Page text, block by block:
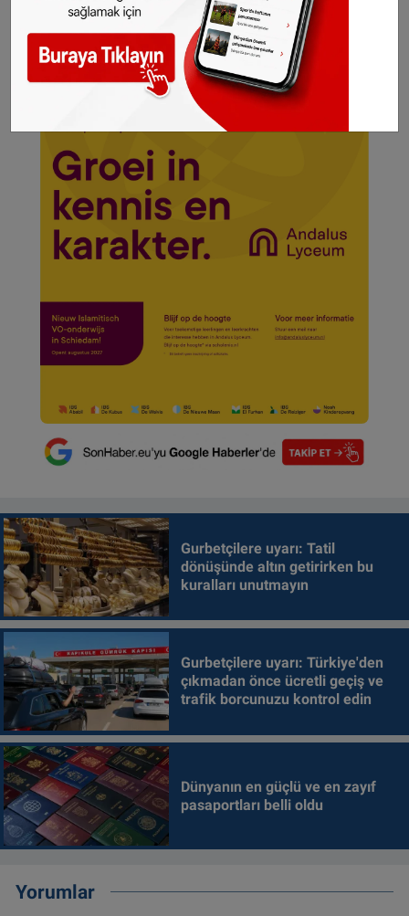
kaynak olarak gösterilmeden alınan haberler
için hukuki işlem başlatılacaktır.
Gurbetçilere uyarı: Tatil
dönüşünde altın getirirken bu
kuralları unutmayın
Gurbetçilere uyarı: Türkiye'den
çıkmadan önce ücretli geçiş ve
trafik borcunuzu kontrol edin
Dünyanın en güçlü ve en zayıf
pasaportları belli oldu
Yorumlar